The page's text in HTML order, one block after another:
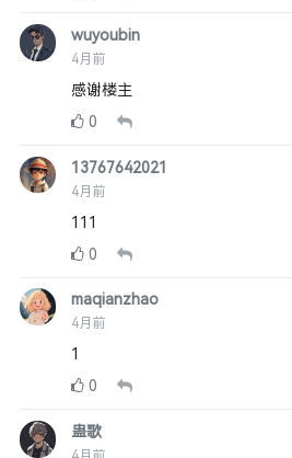
wuyoubin
4月前
感谢楼主
0
13767642021
4月前
111
0
maqianzhao
4月前
1
0
蛊歌